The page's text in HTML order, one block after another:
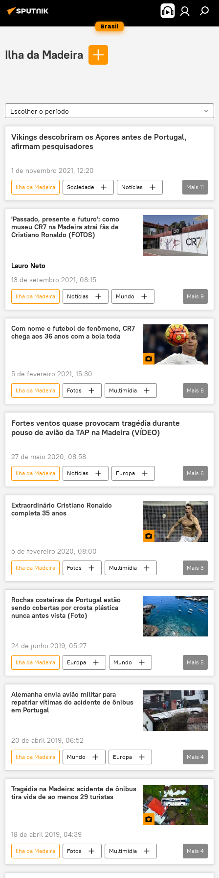
Brasil
Ilha da Madeira
Escolher o período
Vikings descobriram os Açores antes de Portugal,
afirmam pesquisadores
1 de novembro 2021, 12:20
Ilha da Madeira Sociedade
Notícias
Ciência e Tecnologia
Açores
Madeira
The Guardian
Islândia
Groenlândia
Nova York
Atlântico
Portugal
Mais 11
'Passado, presente e futuro': como
museu CR7 na Madeira atrai fãs de
Cristiano Ronaldo (FOTOS)
Lauro Neto
13 de setembro 2021, 08:15
Ilha da Madeira Notícias
Mundo
Europa
Notícias do Brasil
Esportes
Cristiano Ronaldo
Nike
Mais 9
Com nome e futebol de fenômeno, CR7
chega aos 36 anos com a bola toda
5 de fevereiro 2021, 15:30
Ilha da Madeira Fotos
Multimídia
futebol
Cristiano Ronaldo
bola
CR7
Real Madrid
fenômeno
Portugal
Mais 8
Fortes ventos quase provocam tragédia durante
pouso de avião da TAP na Madeira (VÍDEO)
27 de maio 2020, 08:58
Ilha da Madeira Notícias
Europa
Mundo
Portugal
decolagem
decolagem vertical
pouso ventos
Mais 6
Extraordinário Cristiano Ronaldo
completa 35 anos
5 de fevereiro 2020, 08:00
Ilha da Madeira Fotos
Multimídia
futebol
Cristiano Ronaldo Portugal
Mais 3
Rochas costeiras de Portugal estão
sendo cobertas por crosta plástica
nunca antes vista (Foto)
24 de junho 2019, 05:27
Ilha da Madeira Europa
Mundo
Notícias
Portugal
rocha
plástico
poluição
Mais 5
Alemanha envia avião militar para
repatriar vítimas do acidente de ônibus
em Portugal
20 de abril 2019, 06:52
Ilha da Madeira Mundo
Europa
Notícias
Portugal
vítimas
acidente de ônibus
Mais 4
Tragédia na Madeira: acidente de ônibus
tira vida de ao menos 29 turistas
18 de abril 2019, 04:39
Ilha da Madeira Fotos
Multimídia
Portugal
acidente de ônibus
Mais 4